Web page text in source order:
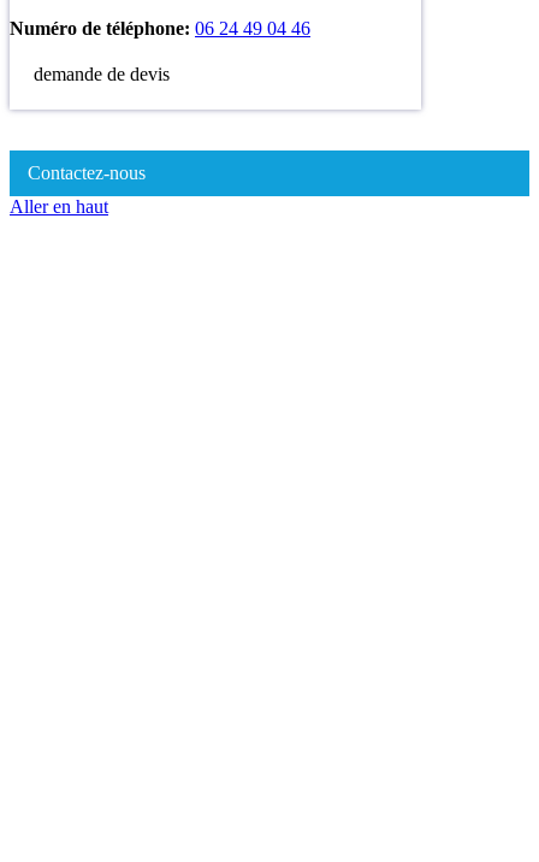
Numéro de téléphone: 06 24 49 04 46
demande de devis
Contactez-nous
Aller en haut